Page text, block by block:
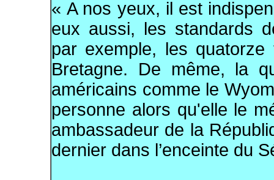
« A nos yeux, il est
eux aussi, les standards
par exemple, les
Bretagne. De même, la
américains comme le
personne alors qu'elle le
ambassadeur de la
dernier dans l’enceinte du